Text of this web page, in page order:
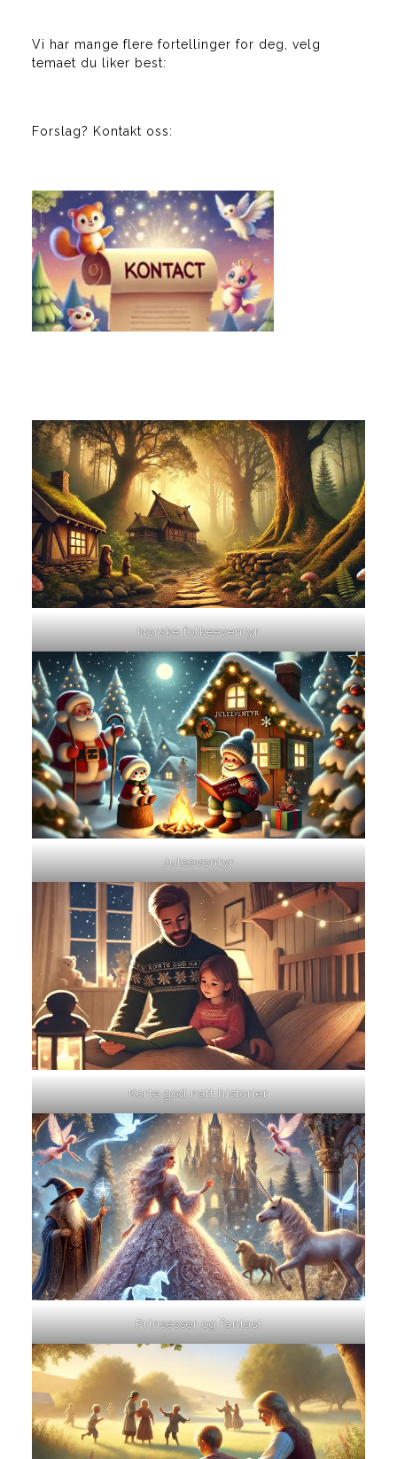
Vi har mange flere fortellinger for deg, velg
temaet du liker best:
Forslag? Kontakt oss:
Norske folkeeventyr
Juleeventyr
Korte god natt historier
Prinsesser og fantasi